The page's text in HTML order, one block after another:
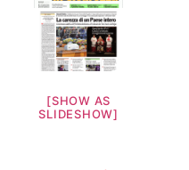
[SHOW AS
SLIDESHOW]